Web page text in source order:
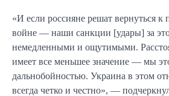
«И если россияне решат вернуться к
войне — наши санкции [удары] за
немедленными и ощутимыми.
имеет все меньшее значение — мы
дальнобойностью. Украина в этом
всегда четко и честно», —